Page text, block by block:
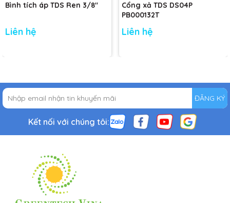
Bình tích áp TDS Ren 3/8"
Liên hệ
Cổng xả TDS DS04P
PB000132T
Liên hệ
ĐĂNG KÝ
Kết nối với chúng tôi: